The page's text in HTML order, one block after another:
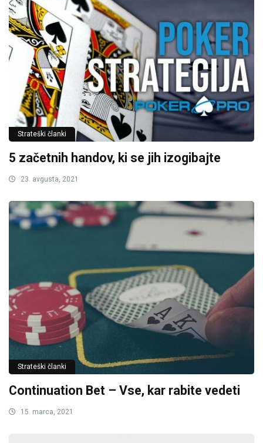
Strateški članki
5 začetnih handov, ki se jih izogibajte
23. avgusta, 2021
Strateški članki
Continuation Bet – Vse, kar rabite vedeti
15. marca, 2021